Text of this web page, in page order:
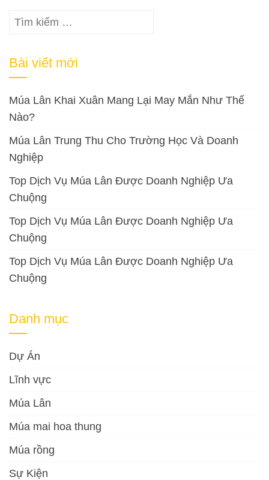
Tìm
Bài viết mới
Múa Lân Khai Xuân Mang Lại May Mắn Như Thế
Nào?
Múa Lân Trung Thu Cho Trường Học Và Doanh
Nghiệp
Top Dịch Vụ Múa Lân Được Doanh Nghiệp Ưa
Chuộng
Top Dịch Vụ Múa Lân Được Doanh Nghiệp Ưa
Chuộng
Top Dịch Vụ Múa Lân Được Doanh Nghiệp Ưa
Chuộng
Danh mục
Dự Án
Lĩnh vực
Múa Lân
Múa mai hoa thung
Múa rồng
Sự Kiện